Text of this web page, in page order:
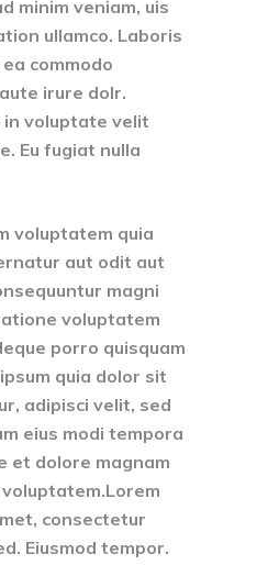
minim veniam, uis
ullamco. Laboris
commodo
irure dolr.
voluptate velit
Eu fugiat nulla
voluptatem quia
aut odit aut
magni
voluptatem
porro quisquam
quia dolor sit
adipisci velit, sed
eius modi tempora
et dolore magnam
consectetur
Eiusmod tempor.